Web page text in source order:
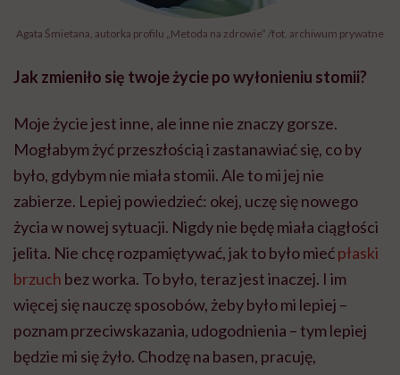
Agata Śmietana, autorka profilu „Metoda na zdrowie” /fot. archiwum prywatne
Jak zmieniło się twoje życie po wyłonieniu stomii?
Moje życie jest inne, ale inne nie znaczy gorsze.
Mogłabym żyć przeszłością i zastanawiać się, co by
było, gdybym nie miała stomii. Ale to mi jej nie
zabierze. Lepiej powiedzieć: okej, uczę się nowego
życia w nowej sytuacji. Nigdy nie będę miała ciągłości
jelita. Nie chcę rozpamiętywać, jak to było miećpłaski
brzuch bez worka. To było, teraz jest inaczej. I im
więcej się nauczę sposobów, żeby było mi lepiej –
poznam przeciwskazania, udogodnienia – tym lepiej
będzie mi się żyło. Chodzę na basen, pracuję,